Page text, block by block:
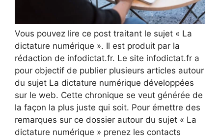
Vous pouvez lire ce post traitant le sujet « La
dictature numérique ». Il est produit par la
rédaction de infodictat.fr. Le site infodictat.fr a
pour objectif de publier plusieurs articles autour
du sujet La dictature numérique développées
sur le web. Cette chronique se veut générée de
la façon la plus juste qui soit. Pour émettre des
remarques sur ce dossier autour du sujet « La
dictature numérique » prenez les contacts